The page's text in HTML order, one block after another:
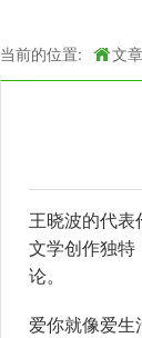
当前的位置: 文
王晓波的代表
文学创作独特
论。
爱你就像爱生